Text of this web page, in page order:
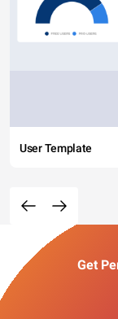
User Template
Get